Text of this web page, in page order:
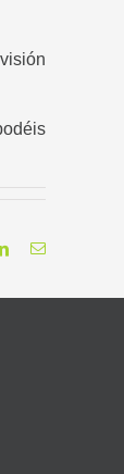
LinkedInCorreo